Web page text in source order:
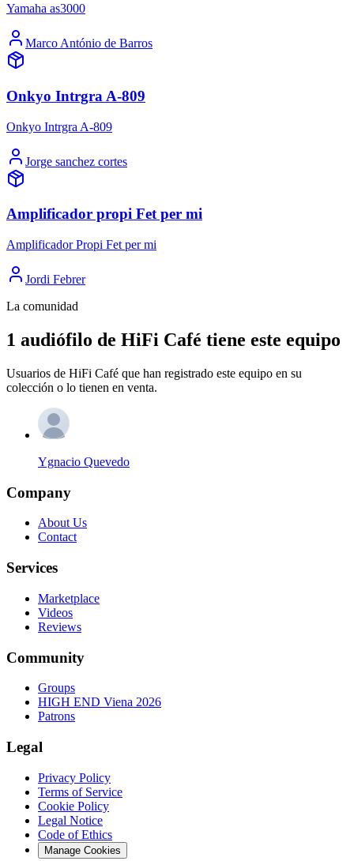
Yamaha as3000
Marco António de Barros
Onkyo Intrgra A-809
Onkyo Intrgra A-809
Jorge sanchez cortes
Amplificador propi Fet per mi
Amplificador Propi Fet per mi
Jordi Febrer
La comunidad
1 audiófilo de HiFi Café tiene este equipo
Usuarios de HiFi Café que han registrado este equipo en su
colección o lo tienen en venta.
Ygnacio Quevedo
Company
About Us
Contact
Services
Marketplace
Videos
Reviews
Community
Groups
HIGH END Viena 2026
Patrons
Legal
Privacy Policy
Terms of Service
Cookie Policy
Legal Notice
Code of Ethics
Manage Cookies